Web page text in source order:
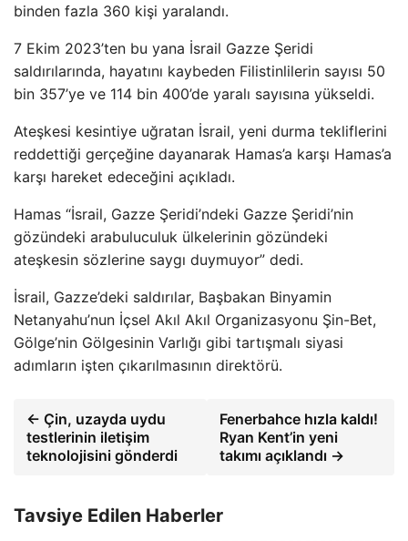
binden fazla 360 kişi yaralandı.
7 Ekim 2023’ten bu yana İsrail Gazze Şeridi
saldırılarında, hayatını kaybeden Filistinlilerin sayısı 50
bin 357’ye ve 114 bin 400’de yaralı sayısına yükseldi.
Ateşkesi kesintiye uğratan İsrail, yeni durma tekliflerini
reddettiği gerçeğine dayanarak Hamas’a karşı Hamas’a
karşı hareket edeceğini açıkladı.
Hamas “İsrail, Gazze Şeridi’ndeki Gazze Şeridi’nin
gözündeki arabuluculuk ülkelerinin gözündeki
ateşkesin sözlerine saygı duymuyor” dedi.
İsrail, Gazze’deki saldırılar, Başbakan Binyamin
Netanyahu’nun İçsel Akıl Akıl Organizasyonu Şin-Bet,
Gölge’nin Gölgesinin Varlığı gibi tartışmalı siyasi
adımların işten çıkarılmasının direktörü.
← Çin, uzayda uydu
testlerinin iletişim
teknolojisini gönderdi
Fenerbahce hızla kaldı!
Ryan Kent’in yeni
takımı açıklandı →
Tavsiye Edilen Haberler